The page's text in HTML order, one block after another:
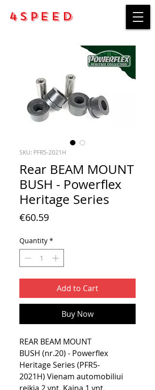
4Speed
SKU: PFR5-2021H
Rear BEAM MOUNT
BUSH - Powerflex
Heritage Series
€60.59Price
Quantity *
Add to Cart
Buy Now
REAR BEAM MOUNT
BUSH (nr.20) - Powerflex
Heritage Series (PFR5-
2021H) Vienam automobiliui